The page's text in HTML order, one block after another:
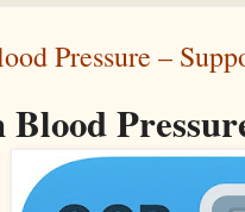
Pressure –
Blood